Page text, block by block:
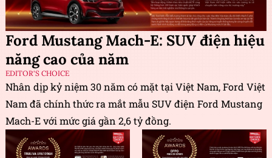
Ford Mustang Mach-E: SUV điện hiệu
năng cao của năm
EDITOR'S CHOICE
Nhân dịp kỷ niệm 30 năm có mặt tại Việt Nam, Ford Việt
Nam đã chính thức ra mắt mẫu SUV điện Ford Mustang
Mach-E với mức giá gần 2,6 tỷ đồng.